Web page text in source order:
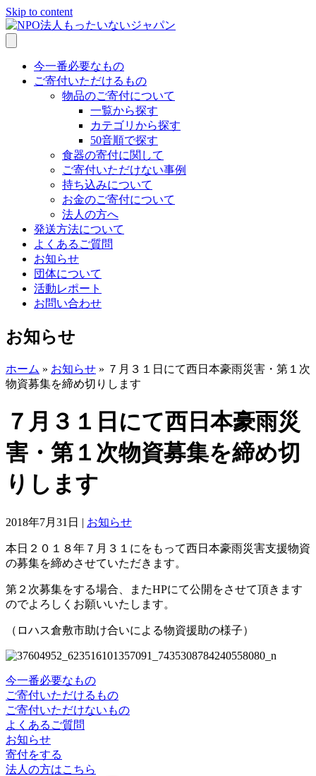
Skip to content
今一番必要なもの
ご寄付いただけるもの
物品のご寄付について
一覧から探す
カテゴリから探す
50音順で探す
食器の寄付に関して
ご寄付いただけない事例
持ち込みについて
お金のご寄付について
法人の方へ
発送方法について
よくあるご質問
お知らせ
団体について
活動レポート
お問い合わせ
お知らせ
ホーム » お知らせ » ７月３１日にて西日本豪雨災害・第１次
物資募集を締め切りします
７月３１日にて西日本豪雨災
害・第１次物資募集を締め切
りします
2018年7月31日 | お知らせ
本日２０１８年７月３１にをもって西日本豪雨災害支援物資
の募集を締めさせていただきます。
第２次募集をする場合、またHPにて公開をさせて頂きます
のでよろしくお願いいたします。
（ロハス倉敷市助け合いによる物資援助の様子）
今一番必要なもの
ご寄付いただけるもの
ご寄付いただけないもの
よくあるご質問
お知らせ
寄付をする
法人の方はこちら